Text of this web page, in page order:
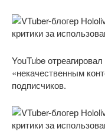
YouTube
«некачественным
подписчиков.